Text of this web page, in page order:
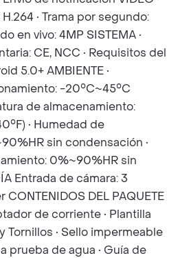
• Trama por segundo:
en vivo: 4MP SISTEMA •
CE, NCC • Requisitos del
5.0+ AMBIENTE •
-20°C~45°C
de almacenamiento:
• Humedad de
sin condensación •
0%~90%HR sin
Entrada de cámara: 3
DEL PAQUETE
de corriente • Plantilla
Tornillos • Sello impermeable
prueba de agua • Guía de